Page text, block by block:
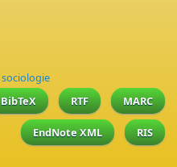
sociologie
BibTeX RTF MARC
EndNote XML RIS